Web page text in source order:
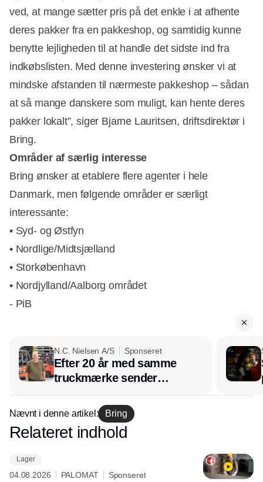
ved, at mange sætter pris på det enkle i at afhente
deres pakker fra en pakkeshop, og samtidig kunne
benytte lejligheden til at handle det sidste ind fra
indkøbslisten. Med denne investering ønsker vi at
mindske afstanden til nærmeste pakkeshop – sådan
at så mange danskere som muligt, kan hente deres
pakker lokalt”, siger Bjarne Lauritsen, driftsdirektør i
Bring.
Områder af særlig interesse
Bring ønsker at etablere flere agenter i hele
Danmark, men følgende områder er særligt
interessante:
• Syd- og Østfyn
• Nordlige/Midtsjælland
• Storkøbenhavn
• Nordjylland/Aalborg området
- PiB
N.C. Nielsen A/S Sponseret
Efter 20 år med samme
truckmærke sender
lagerchef stafetten videre
hos INOX
Nævnt i denne artikel: Bring
Annonce
Relateret indhold
Lager
04.08.2026 PALOMAT Sponseret